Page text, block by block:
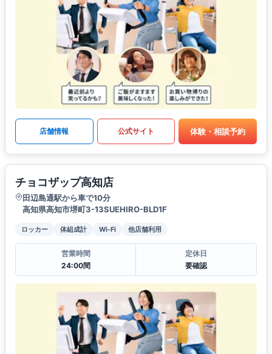
店舗情報 公式サイト 体験・相談予約
チョコザップ高知店
田辺島通駅から車で10分
高知県高知市堺町3-13SUEHIRO-BLD1F
ロッカー 体組成計 Wi-Fi 他店舗利用
営業時間
24:00間
定休日
要確認